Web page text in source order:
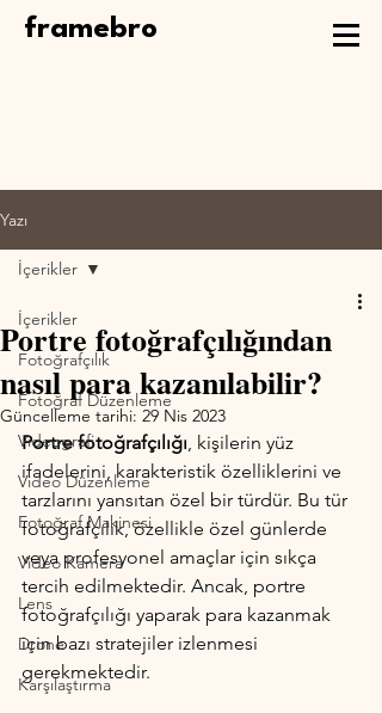
framebro
Yazı
İçerikler
Fotoğrafçılık
Fotoğraf Düzenleme
Videografi
Video Düzenleme
Fotoğraf Makinesi
Video Kamera
Lens
Drone
Karşılaştırma
İçerikler
Portre fotoğrafçılığından
nasıl para kazanılabilir?
Güncelleme tarihi: 29 Nis 2023
Portre fotoğrafçılığı, kişilerin yüz
ifadelerini, karakteristik özelliklerini ve
tarzlarını yansıtan özel bir türdür. Bu tür
fotoğrafçılık, özellikle özel günlerde
veya profesyonel amaçlar için sıkça
tercih edilmektedir. Ancak, portre
fotoğrafçılığı yaparak para kazanmak
için bazı stratejiler izlenmesi
gerekmektedir.